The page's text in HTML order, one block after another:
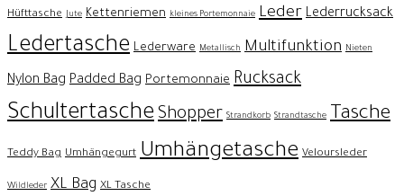
Hüfttasche Jute Kettenriemen kleines Portemonnaie Leder Lederrucksack
Ledertasche Lederware Metallisch Multifunktion Nieten
Nylon Bag Padded Bag Portemonnaie Rucksack
Schultertasche Shopper Strandkorb Strandtasche Tasche
Teddy Bag Umhängegurt Umhängetasche Veloursleder
Wildleder XL Bag XL Tasche